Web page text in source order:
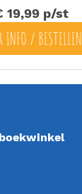
19,99 p/st
INFO / BESTELLEN